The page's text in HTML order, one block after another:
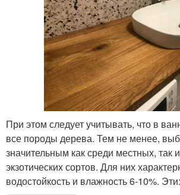
При этом следует учитывать, что в
все породы дерева. Тем не менее,
значительным как среди местных, так
экзотических сортов. Для них
водостойкость и влажность 6-10%. Эти: